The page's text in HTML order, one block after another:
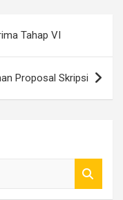
Tahap VI
Proposal Skripsi